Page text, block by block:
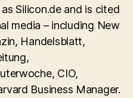
Silicon.de and is cited
media – including New
Handelsblatt,
CIO,
Business Manager.